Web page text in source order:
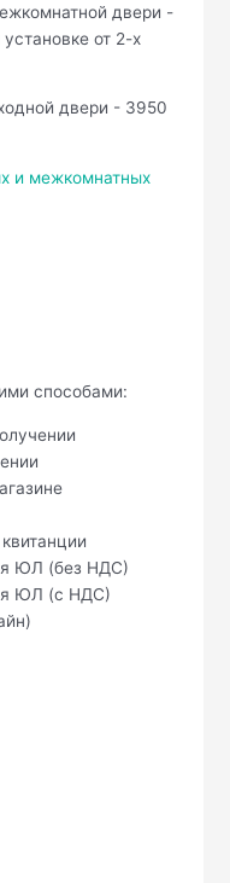
двери -
от 2-х
двери - 3950
и межкомнатных
способами:
ЮЛ (без НДС)
ЮЛ (с НДС)